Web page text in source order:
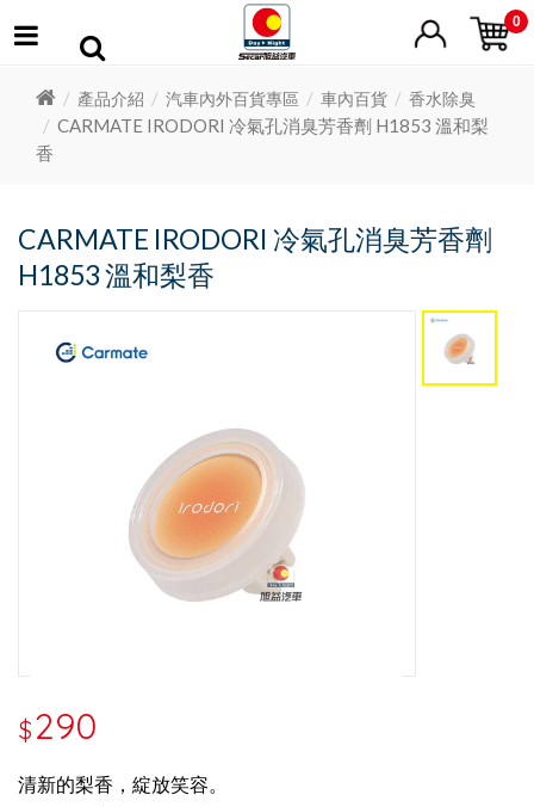
0
產品介紹 汽車內外百貨專區 車內百貨 香水除臭
CARMATE IRODORI 冷氣孔消臭芳香劑 H1853 溫和梨
香
CARMATE IRODORI 冷氣孔消臭芳香劑
H1853 溫和梨香
$290
清新的梨香，綻放笑容。